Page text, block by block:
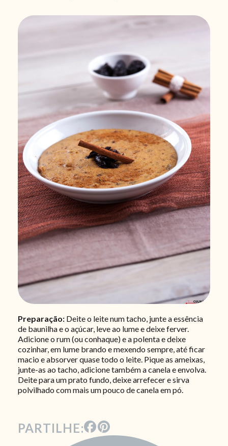
Preparação: Deite o leite num tacho, junte a essência
de baunilha e o açúcar, leve ao lume e deixe ferver.
Adicione o rum (ou conhaque) e a polenta e deixe
cozinhar, em lume brando e mexendo sempre, até ficar
macio e absorver quase todo o leite. Pique as ameixas,
junte-as ao tacho, adicione também a canela e envolva.
Deite para um prato fundo, deixe arrefecer e sirva
polvilhado com mais um pouco de canela em pó.
PARTILHE: